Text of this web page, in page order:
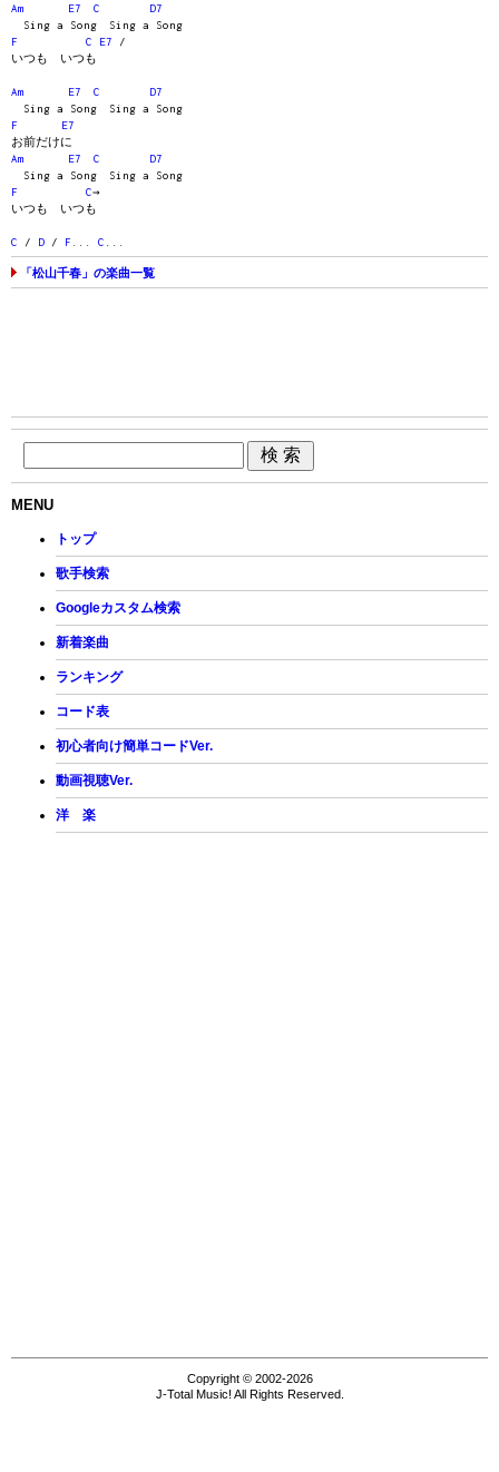
Am
E7 C
D7
Sing a Song Sing a Song
F
C E7 /
いつも いつも
Am E7 C
D7
Sing a Song Sing a Song
F
E7
お前だけに
Am
E7 C
D7
Sing a Song Sing a Song
F
C→
いつも いつも
C / D / F C
「松山千春」の楽曲一覧
MENU
トップ
歌手検索
Googleカスタム検索
新着楽曲
ランキング
コード表
初心者向け簡単コードVer.
動画視聴Ver.
洋 楽
Copyright © 2002-2026
J-Total Music! All Rights Reserved.